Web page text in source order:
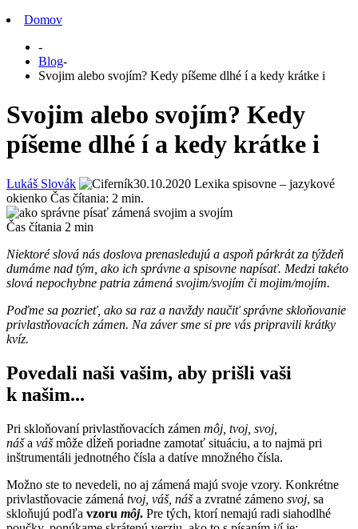
Domov
-
Blog-
Svojim alebo svojím? Kedy píšeme dlhé í a kedy krátke i
Svojim alebo svojím? Kedy
píšeme dlhé í a kedy krátke i
Lukáš Slovák 30.10.2020 Lexika spisovne – jazykové
okienko Čas čítania: 2 min.
Čas čítania 2 min
Niektoré slová nás doslova prenasledujú a aspoň párkrát za týždeň
dumáme nad tým, ako ich správne a spisovne napísať. Medzi takéto
slová nepochybne patria zámená svojim/svojím či mojim/mojím.
Poďme sa pozrieť, ako sa raz a navždy naučiť správne skloňovanie
privlastňovacích zámen. Na záver sme si pre vás pripravili krátky
kvíz.
Povedali naši vašim, aby prišli vaši
k našim...
Pri skloňovaní privlastňovacích zámen môj, tvoj, svoj,
náša vášmôže dĺžeň poriadne zamotať situáciu, a to najmä pri
inštrumentáli jednotného čísla a datíve množného čísla.
Možno ste to nevedeli, no aj zámená majú svoje vzory. Konkrétne
privlastňovacie zámená tvoj, váš, náša zvratné zámeno svoj, sa
skloňujú podľa vzoru môj. Pre tých, ktorí nemajú radi siahodlhé